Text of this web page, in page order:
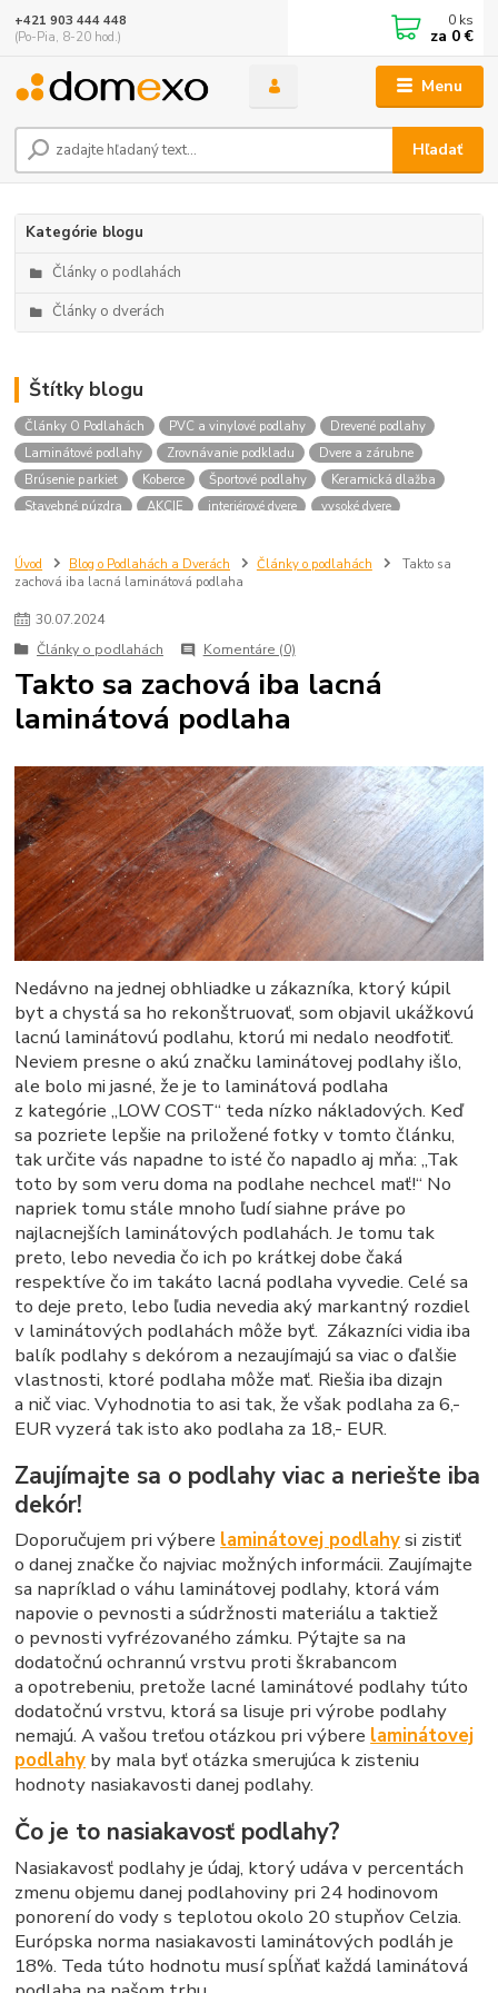
Menu
Hľadať
+421 903 444 448
(Po-Pia, 8-20 hod.)
0 ks
za 0 €
Kategórie blogu
Články o podlahách
Články o dverách
Štítky blogu
Články O Podlahách PVC a vinylové podlahy
Drevené podlahy
Laminátové podlahy
Zrovnávanie podkladu
Dvere a zárubne
Brúsenie parkiet
Koberce Športové podlahy
Keramická dlažba
Stavebné púzdra
AKCIE interiérové dvere
vysoké dvere
dvere na mieru
Úvod Blog o Podlahách a Dverách Články o podlahách
Takto sa
zachová iba lacná laminátová podlaha
30.07.2024
Články o podlahách
Komentáre (0)
Takto sa zachová iba lacná
laminátová podlaha
Nedávno na jednej obhliadke u zákazníka, ktorý kúpil
byt a chystá sa ho rekonštruovať, som objavil ukážkovú
lacnú laminátovú podlahu, ktorú mi nedalo neodfotiť.
Neviem presne o akú značku laminátovej podlahy išlo,
ale bolo mi jasné, že je to laminátová podlaha
z kategórie „LOW COST“ teda nízko nákladových. Keď
sa pozriete lepšie na priložené fotky v tomto článku,
tak určite vás napadne to isté čo napadlo aj mňa: „Tak
toto by som veru doma na podlahe nechcel mať!“ No
napriek tomu stále mnoho ľudí siahne práve po
najlacnejších laminátových podlahách. Je tomu tak
preto, lebo nevedia čo ich po krátkej dobe čaká
respektíve čo im takáto lacná podlaha vyvedie. Celé sa
to deje preto, lebo ľudia nevedia aký markantný rozdiel
v laminátových podlahách môže byť. Zákazníci vidia iba
balík podlahy s dekórom a nezaujímajú sa viac o ďalšie
vlastnosti, ktoré podlaha môže mať. Riešia iba dizajn
a nič viac. Vyhodnotia to asi tak, že však podlaha za 6,-
EUR vyzerá tak isto ako podlaha za 18,- EUR.
Zaujímajte sa o podlahy viac a neriešte iba
dekór!
Doporučujem pri výbere laminátovej podlahysi zistiť
o danej značke čo najviac možných informácii. Zaujímajte
sa napríklad o váhu laminátovej podlahy, ktorá vám
napovie o pevnosti a súdržnosti materiálu a taktiež
o pevnosti vyfrézovaného zámku. Pýtajte sa na
dodatočnú ochrannú vrstvu proti škrabancom
a opotrebeniu, pretože lacné laminátové podlahy túto
dodatočnú vrstvu, ktorá sa lisuje pri výrobe podlahy
nemajú. A vašou treťou otázkou pri výbere laminátovej
podlahy by mala byť otázka smerujúca k zisteniu
hodnoty nasiakavosti danej podlahy.
Čo je to nasiakavosť podlahy?
Nasiakavosť podlahy je údaj, ktorý udáva v percentách
zmenu objemu danej podlahoviny pri 24 hodinovom
ponorení do vody s teplotou okolo 20 stupňov Celzia.
Európska norma nasiakavosti laminátových podláh je
18%. Teda túto hodnotu musí spĺňať každá laminátová